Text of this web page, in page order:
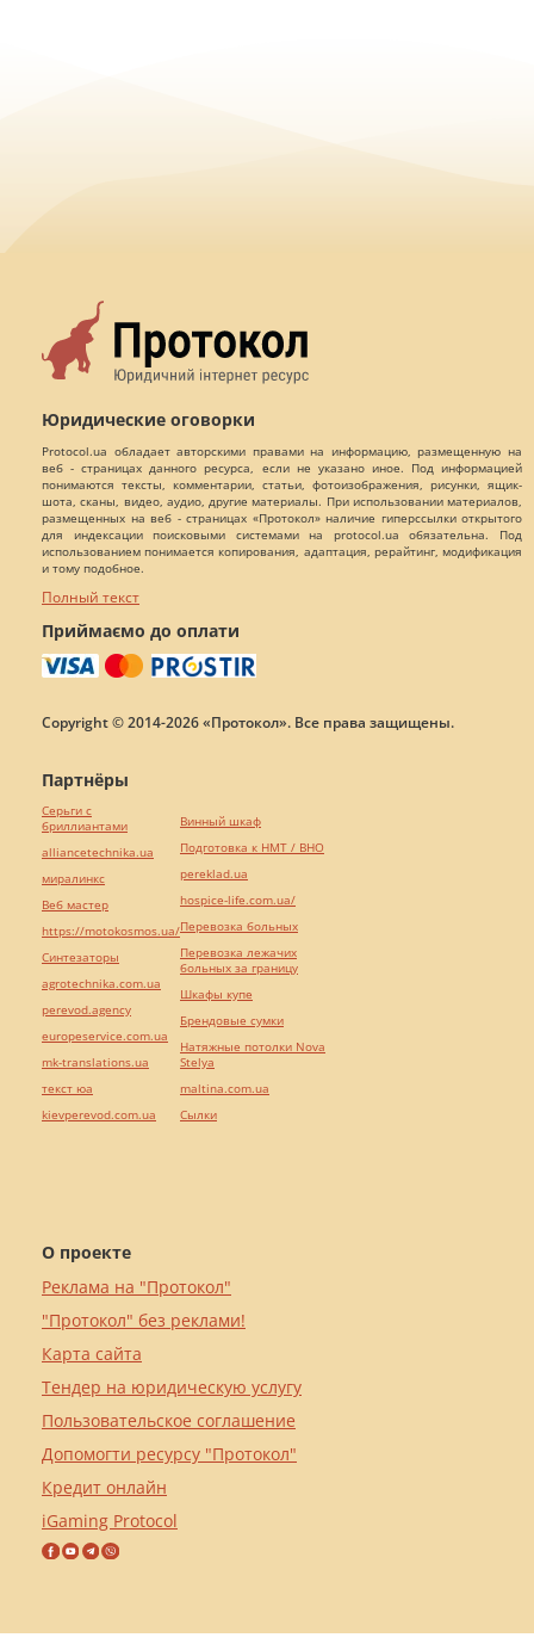
Юридические оговорки
Protocol.ua обладает авторскими правами на информацию, размещенную на
веб - страницах данного ресурса, если не указано иное. Под информацией
понимаются тексты, комментарии, статьи, фотоизображения, рисунки, ящик-
шота, сканы, видео, аудио, другие материалы. При использовании материалов,
размещенных на веб - страницах «Протокол» наличие гиперссылки открытого
для индексации поисковыми системами на protocol.ua обязательна. Под
использованием понимается копирования, адаптация, рерайтинг, модификация
и тому подобное.
Полный текст
Приймаємо до оплати
Copyright © 2014-2026 «Протокол». Все права защищены.
О проекте
Реклама на "Протокол"
"Протокол" без реклами!
Карта сайта
Тендер на юридическую услугу
Пользовательское соглашение
Допомогти ресурсу "Протокол"
Кредит онлайн
iGaming Protocol
Партнёры
Серьги с
бриллиантами
alliancetechnika.ua
миралинкс
Веб мастер
https://motokosmos.ua/
Синтезаторы
agrotechnika.com.ua
perevod.agency
europeservice.com.ua
mk-translations.ua
текст юа
kievperevod.com.ua
Винный шкаф
Подготовка к НМТ / ВНО
pereklad.ua
hospice-life.com.ua/
Перевозка больных
Перевозка лежачих
больных за границу
Шкафы купе
Брендовые сумки
Натяжные потолки Nova
Stelya
maltina.com.ua
Cылки